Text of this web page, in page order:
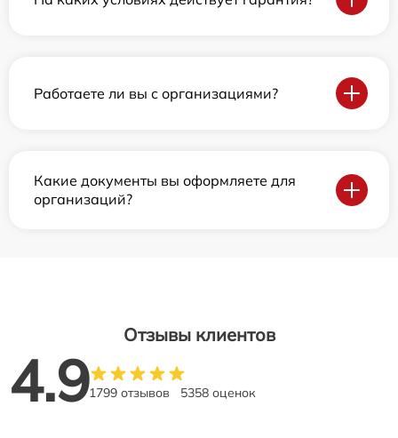
Работаете ли вы с организациями?
Какие документы вы оформляете для
организаций?
Отзывы клиентов
4.91799 отзывов 5358 оценок